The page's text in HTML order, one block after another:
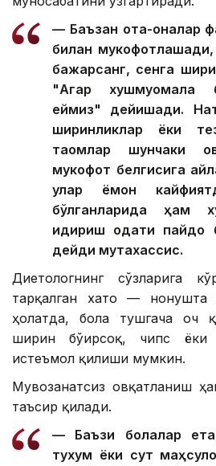
— Баъзан ота-оналар
билан
бажарсанг, сенга
"Агар хушмуомала
еймиз" дейишади.
ширинликлар ёки
таомлар шунчаки
мукофот белгисига
улар ёмон
бўлганларида ҳам
қидириш одати
дейди мутахассис.
Диетологнинг сўзларига
тарқалган хато — нонушта
ҳолатда, бола тушгача оч
ширин бўғирсоқ, чипс ёки
истеъмол қилиши мумкин.
Мувозанатсиз овқатланиш
таъсир қилади.
— Баъзи болалар
тухум ёки сут